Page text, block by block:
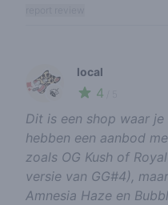
🍃
local
4
Dit is een shop waar
hebben een aanbod
zoals OG Kush of
versie van GG#4),
Amnesia Haze en